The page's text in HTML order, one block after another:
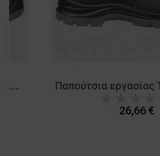
Παπούτσια εργασίας KASTOR 2.0 GREY LOW O1
26,66 €